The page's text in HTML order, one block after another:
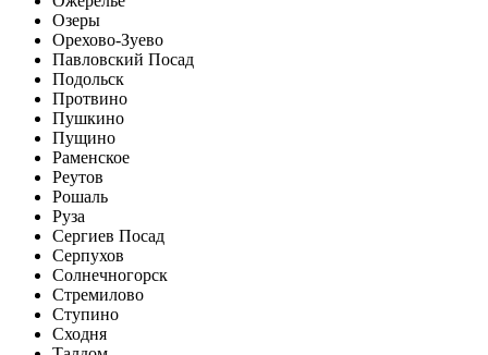
Озеры
Орехово-Зуево
Павловский Посад
Подольск
Протвино
Пушкино
Пущино
Раменское
Реутов
Рошаль
Руза
Сергиев Посад
Серпухов
Солнечногорск
Стремилово
Ступино
Сходня